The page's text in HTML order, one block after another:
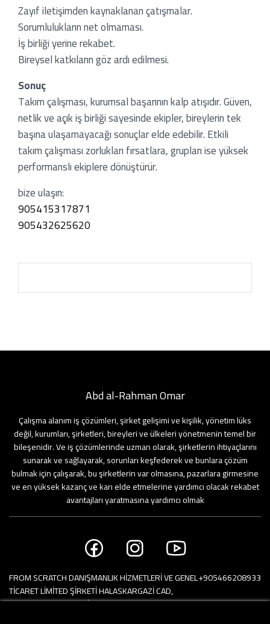
Zayıf iletişimden kaynaklanan çatışmalar.
Sorumlulukların net olmaması.
İş birliği yerine rekabet.
Bireysel katkıların göz ardı edilmesi.
Sonuç
Takım çalışması, kurumsal başarının kalp atışıdır. Güven,
netlik ve açık iş birliği sayesinde ekipler, bireylerin tek
başına ulaşamayacağı sonuçlar elde edebilir. Etkili
takım çalışması zorlukları fırsatlara, grupları ise yüksek
performanslı ekiplere dönüştürür.
bize ulaşın:
905415317871
905432625620
Abd al-Rahman Omar
Çalışma alanım iş çözümleri, şirket gelişimi ve kişilik, yönetim lüks
değil, kurumları, şirketleri, bireyleri ve ülkeleri yönetmenin temel bir
bileşenidir. Ve iş çözümlerinde uzman olarak, şirketlerin ihtiyaçlarını
sunarak ve sağlayarak, sorunları keşfederek ve bunlara çözüm
bulmak için çalışarak, bu şirketlerin var olmasına, pazarlara girmesine
ve en yüksek kazanç ve karı elde etmelerine yardımcı olacak rekabet
avantajları yaratmasına yardımcı olmak
FROM SCRATCH DANIŞMANLIK HİZMETLERİ VE GENEL
TİCARET LİMİTED ŞİRKETİ HALASKARGAZİ CAD,
MERKEZ MAH, 34000 İSTANBUL TR
+905466208933